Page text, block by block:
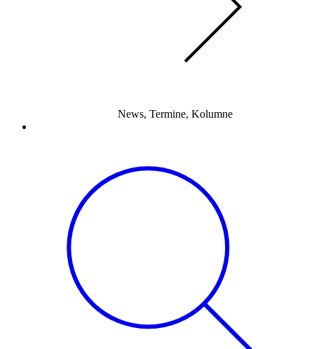
News, Termine, Kolumne